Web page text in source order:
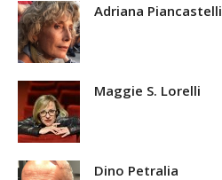
Adriana Piancastelli
Maggie S. Lorelli
Dino Petralia